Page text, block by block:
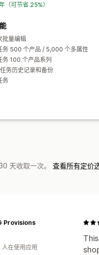
（可节省 25%）
批量编辑
务 500 个产品 / 5,000 个多属性
务 100 个产品系列
务历史记录和备份
务
天收取一次。 查看所有定价
Provisions
人在使用应用